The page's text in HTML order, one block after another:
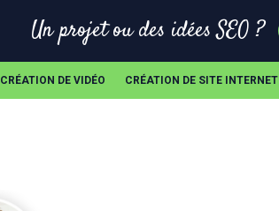
Un projet ou des idées SEO ?
CRÉATION DE VIDÉO CRÉATION DE SITE INTERNET